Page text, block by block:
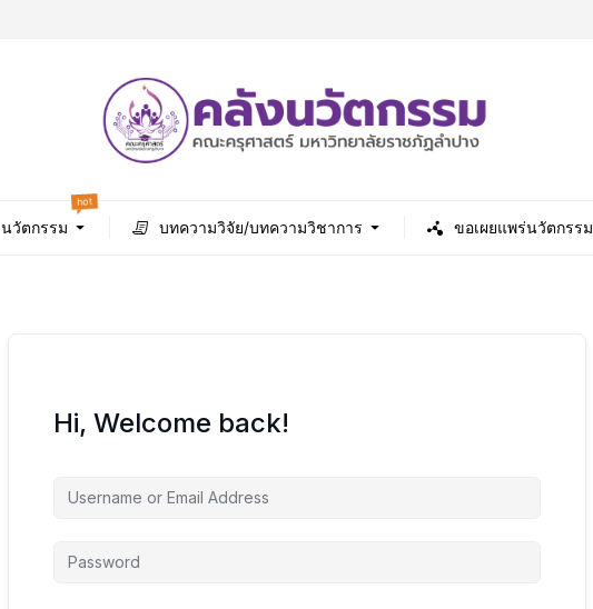
นวัตกรรม
hot
บทความวิจัย/บทความวิชาการ ขอเผยแพร่นวัตกรรม
Hi, Welcome back!